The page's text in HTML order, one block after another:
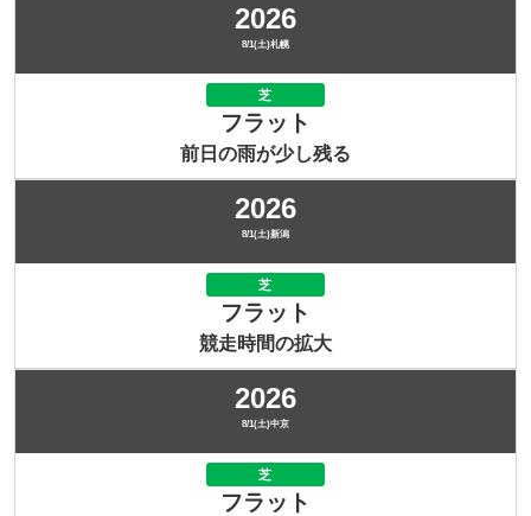
2026
8/1(土)札幌
芝
フラット
前日の雨が少し残る
2026
8/1(土)新潟
芝
フラット
競走時間の拡大
2026
8/1(土)中京
芝
フラット